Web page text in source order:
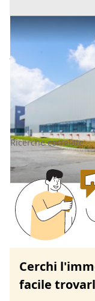
Fabbricati
a Padova
(Padova)
1.100.000 €
Codice asta:
Asta chiusa
Ricerche correlate
Cerchi
facile